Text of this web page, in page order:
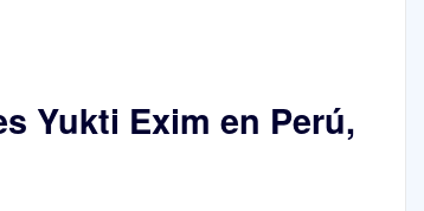
Yukti Exim en Perú,